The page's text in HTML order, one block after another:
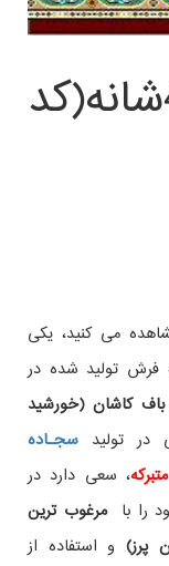
سجاده فرش 440شانه(کد
می کنید، یکی
تولید شده در
کاشان (خورشید
در تولید سجـاده
، سعی دارد در
را بامرغوب ترین
پرز) و استفاده از